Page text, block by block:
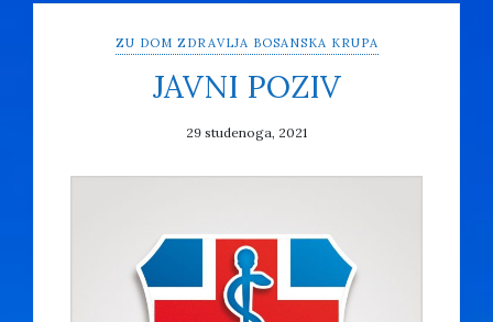
ZU DOM ZDRAVLJA BOSANSKA KRUPA
JAVNI POZIV
29 studenoga, 2021